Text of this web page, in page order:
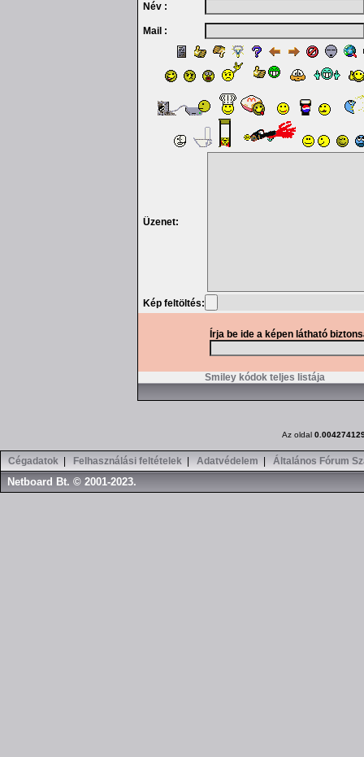
Név :
Mail :
Üzenet:
Kép feltöltés:
Írja be ide a képen látható
Smiley kódok teljes listája
Az oldal
Cégadatok Felhasználási feltételek Adatvédelem Általános Fórum
Netboard Bt. © 2001-2023.